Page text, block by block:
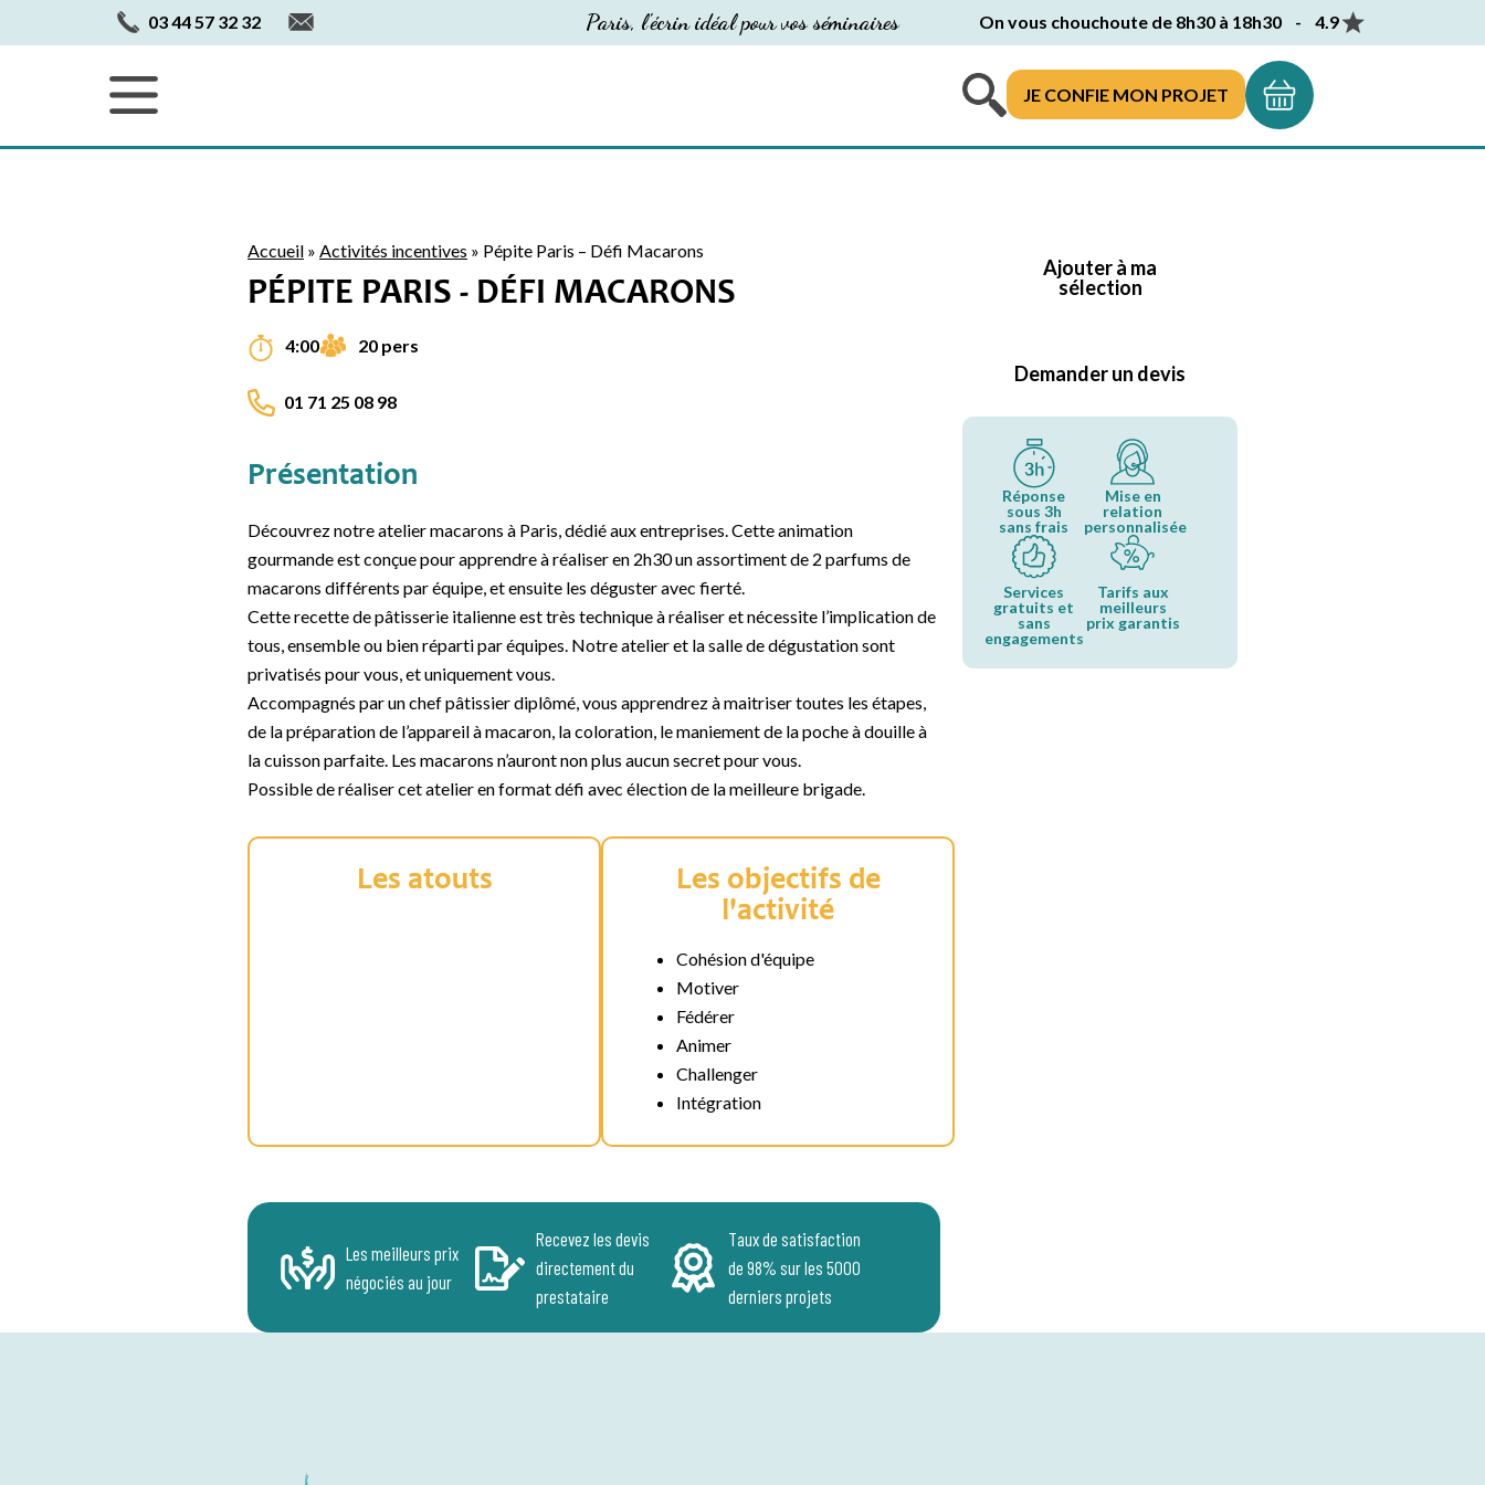
03 44 57 32 32 Paris, l'écrin idéal pour vos séminaires On vous chouchoute de 8h30 à 18h30 - 4.9
JE CONFIE MON PROJET
Accueil » Activités incentives » Pépite Paris – Défi Macarons
PÉPITE PARIS - DÉFI MACARONS
4:00 20 pers
01 71 25 08 98
Présentation
Découvrez notre atelier macarons à Paris, dédié aux entreprises. Cette animation
gourmande est conçue pour apprendre à réaliser en 2h30 un assortiment de 2 parfums de
macarons différents par équipe, et ensuite les déguster avec fierté.
Cette recette de pâtisserie italienne est très technique à réaliser et nécessite l’implication de
tous, ensemble ou bien réparti par équipes. Notre atelier et la salle de dégustation sont
privatisés pour vous, et uniquement vous.
Accompagnés par un chef pâtissier diplômé, vous apprendrez à maitriser toutes les étapes,
de la préparation de l’appareil à macaron, la coloration, le maniement de la poche à douille à
la cuisson parfaite. Les macarons n’auront non plus aucun secret pour vous.
Possible de réaliser cet atelier en format défi avec élection de la meilleure brigade.
Les atouts
Les objectifs de
l'activité
Cohésion d'équipe
Motiver
Fédérer
Animer
Challenger
Intégration
Les meilleurs prix
négociés au jour
Recevez les devis
directement du
prestataire
Taux de satisfaction
de 98% sur les 5000
derniers projets
Ajouter à ma
sélection
Demander un devis
Réponse
sous 3h
sans frais
Mise en
relation
personnalisée
Services
gratuits et
sans
engagements
Tarifs aux
meilleurs
prix garantis